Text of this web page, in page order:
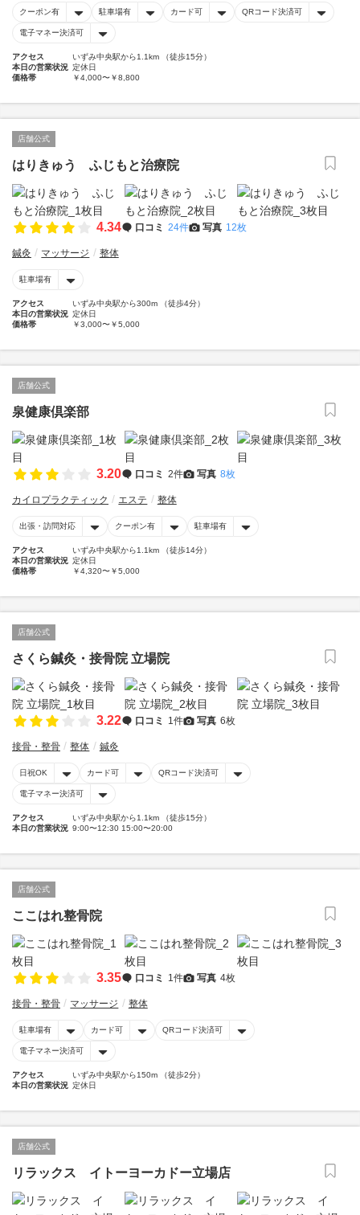
クーポン有 駐車場有 カード可 QRコード決済可
電子マネー決済可
アクセス
いずみ中央駅から1.1km （徒歩15分）
本日の営業状況 定休日
価格帯
￥4,000〜￥8,800
店舗公式
はりきゅう ふじもと治療院
4.34 口コミ 24件 写真 12枚
鍼灸 マッサージ 整体
駐車場有
アクセス
いずみ中央駅から300m （徒歩4分）
本日の営業状況 定休日
価格帯
￥3,000〜￥5,000
店舗公式
泉健康倶楽部
3.20 口コミ 2件 写真 8枚
カイロプラクティック エステ 整体
出張・訪問対応 クーポン有 駐車場有
アクセス
いずみ中央駅から1.1km （徒歩14分）
本日の営業状況 定休日
価格帯
￥4,320〜￥5,000
店舗公式
さくら鍼灸・接骨院 立場院
3.22 口コミ 1件 写真 6枚
接骨・整骨 整体 鍼灸
日祝OK カード可 QRコード決済可
電子マネー決済可
アクセス
いずみ中央駅から1.1km （徒歩15分）
本日の営業状況 9:00〜12:30 15:00〜20:00
店舗公式
ここはれ整骨院
3.35 口コミ 1件 写真 4枚
接骨・整骨 マッサージ 整体
駐車場有 カード可 QRコード決済可
電子マネー決済可
アクセス
いずみ中央駅から150m （徒歩2分）
本日の営業状況 定休日
店舗公式
リラックス イトーヨーカドー立場店